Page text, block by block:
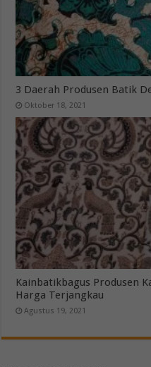
3 Daerah Produsen Batik
Oktober 18, 2021
Kainbatikbagus Produsen
Harga Terjangkau
Agustus 19, 2021